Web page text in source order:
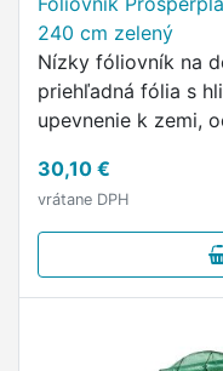
240 cm zelený
Nízky fóliovník na
priehľadná fólia s
upevnenie k zemi,
30,10 €
vrátane DPH